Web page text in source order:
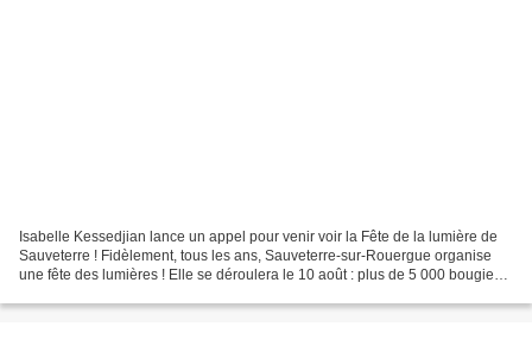
Isabelle Kessedjian lance un appel pour venir voir la Fête de la lumière de
Sauveterre ! Fidèlement, tous les ans, Sauveterre-sur-Rouergue organise
une fête des lumières ! Elle se déroulera le 10 août : plus de 5 000 bougies